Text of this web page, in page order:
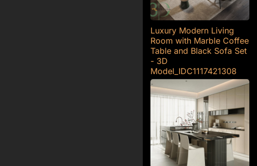
Luxury Modern Living
Room with Marble Coffee
Table and Black Sofa Set
- 3D
Model_IDC1117421308